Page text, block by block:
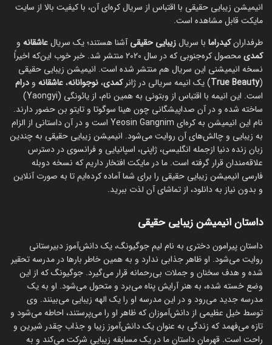
انیمیشن زیبایی حقیقی با اقتباس از سریال کره‌ای آن، با کیفیت بالا از سایت
مایکت قابل مشاهده است.
طرفدارانکیدراما با سریالزیبایی حقیقیآشنا هستند؛ یک سریالعاشقانه و
کمدی
محصول کره‌جنوبی که در سال 2020 منتشر شد. خبر خوب این‌که اخیراً
نسخه انیمیشنی این سریال هم منتشر شده است. انیمیشن زیبایی حقیقی
(
True Beauty) یک انیمه سریالی در ژانرکمدی،نوجوانانه،عاشقانه و درام
است. این انیمه با اقتباس از وبتونی به همین نام، از یائونگی (Yaongyi)
ساخته شده و در آن صداپیشگانی چون هینا سوگوتا و تایتو بن حضور دارند.
نام این انیمیشن به کره‌ای Yeosin Gangnim است و در آن داستانی از الزام
به زیبایی و چالش‌های آن روایت می‌شود. انیمیشن زیبایی حقیقی به چندین
زبان زنده دنیا ازجمله انگلیسی، ژاپنی، اسپانیایی و فرانسوی در دسترس
علاقه‌مندان قرار گرفته است. ما در مایکت افتخار داریم که نسخه دوبله
فارسی انیمیشن زیبایی حقیقی را برای شما آماده کرده‌ایم تا به صورت آنلاین
و بدون نیاز به دانلود، از تماشای آن لذت ببرید.
داستان انیمیشن زیبایی حقیقی
داستان پیرامون دختری به نام لیم جوگیونگ، یک دانش‌آموز دبیرستانی
روایت می‌شود. او ظاهر جذابی ندارد و به همین خاطر بارها در مدرسه تحقیر
شده و هدف سخنان و جملات بی‌رحمانه قرار می‌گیرد. جوگیونگ که از این
وضع خسته شده، به هنر آرایش پناه می‌برد و متحول می‌شود. او به یک
مدرسه جدید می‌رود و در این مدرسه او را یک الهه زیبایی می‌بینند. وی
توسط خیل عظیمی از دانش‌آموزان که ظاهر او را می‌پرستند، احاطه می‌شود و
تازه می‌فهمد که زندگی به عنوان یک دانش‌آموز زیبا و جذاب چقدر شیرین و
راحت است. قهرمان داستان ما در یک مسابقه زیبایی شرکت می‌کند و به